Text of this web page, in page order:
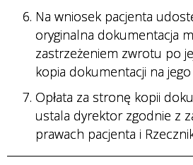
Na wniosek pacjenta
oryginalna dokumentacja
zastrzeżeniem zwrotu po
kopia dokumentacji na
Opłata za stronę kopii
ustala dyrektor zgodnie z
prawach pacjenta i